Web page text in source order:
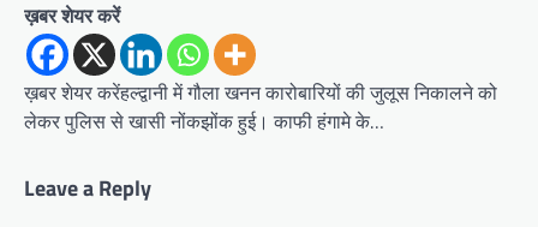
ख़बर शेयर करें
ख़बर शेयर करेंहल्द्वानी में गौला खनन कारोबारियों की जुलूस निकालने को
लेकर पुलिस से खासी नोंकझोंक हुई। काफी हंगामे के…
Leave a Reply